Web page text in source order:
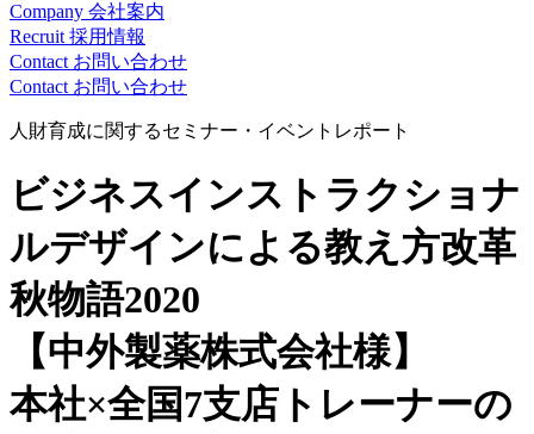
Company 会社案内
Recruit 採用情報
Contact お問い合わせ
Contact お問い合わせ
人財育成に関するセミナー・イベントレポート
ビジネスインストラクショナ
ルデザインによる教え方改革
秋物語2020
【中外製薬株式会社様】
本社×全国7支店トレーナーの